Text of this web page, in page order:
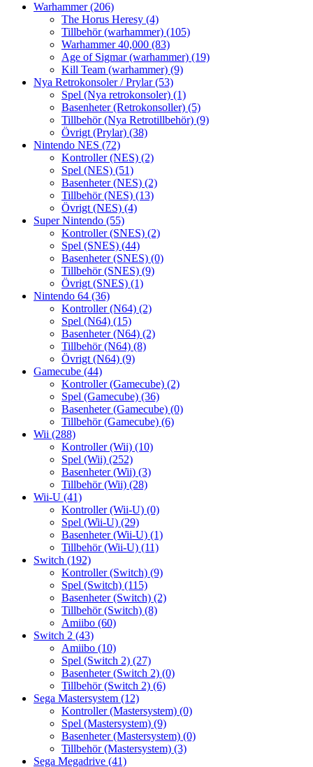
Warhammer(206)
The Horus Heresy (4)
Tillbehör (warhammer) (105)
Warhammer 40,000 (83)
Age of Sigmar (warhammer) (19)
Kill Team (warhammer) (9)
Nya Retrokonsoler / Prylar(53)
Spel (Nya retrokonsoler) (1)
Basenheter (Retrokonsoller) (5)
Tillbehör (Nya Retrotillbehör) (9)
Övrigt (Prylar) (38)
Nintendo NES (72)
Kontroller (NES) (2)
Spel (NES) (51)
Basenheter (NES) (2)
Tillbehör (NES) (13)
Övrigt (NES) (4)
Super Nintendo (55)
Kontroller (SNES) (2)
Spel (SNES) (44)
Basenheter (SNES) (0)
Tillbehör (SNES) (9)
Övrigt (SNES) (1)
Nintendo 64 (36)
Kontroller (N64) (2)
Spel (N64) (15)
Basenheter (N64) (2)
Tillbehör (N64) (8)
Övrigt (N64) (9)
Gamecube (44)
Kontroller (Gamecube) (2)
Spel (Gamecube) (36)
Basenheter (Gamecube) (0)
Tillbehör (Gamecube) (6)
Wii (288)
Kontroller (Wii) (10)
Spel (Wii) (252)
Basenheter (Wii) (3)
Tillbehör (Wii) (28)
Wii-U (41)
Kontroller (Wii-U) (0)
Spel (Wii-U) (29)
Basenheter (Wii-U) (1)
Tillbehör (Wii-U) (11)
Switch (192)
Kontroller (Switch) (9)
Spel (Switch) (115)
Basenheter (Switch) (2)
Tillbehör (Switch) (8)
Amiibo (60)
Switch 2 (43)
Amiibo (10)
Spel (Switch 2) (27)
Basenheter (Switch 2) (0)
Tillbehör (Switch 2) (6)
Sega Mastersystem (12)
Kontroller (Mastersystem) (0)
Spel (Mastersystem) (9)
Basenheter (Mastersystem) (0)
Tillbehör (Mastersystem) (3)
Sega Megadrive (41)